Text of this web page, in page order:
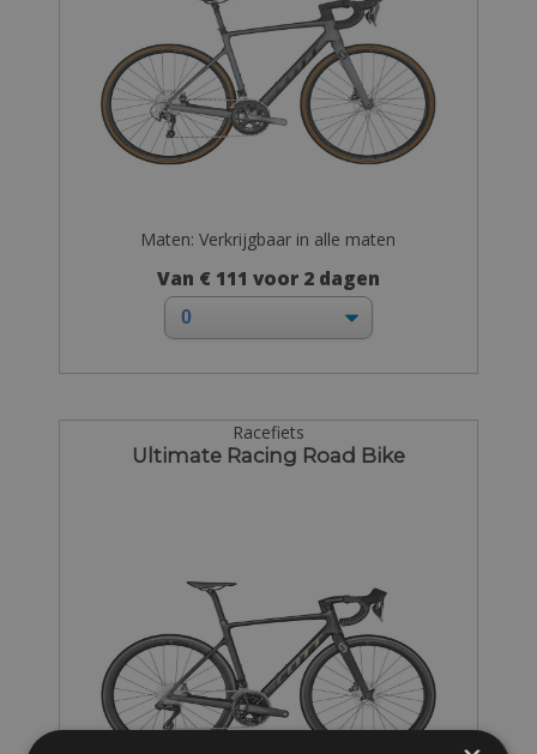
Maten: Verkrijgbaar in alle maten
Van € 111 voor 2 dagen
Racefiets
Ultimate Racing Road Bike